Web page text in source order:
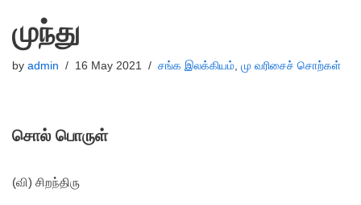
முந்து
by admin 16 May 2021 சங்க இலக்கியம், மு வரிசைச் சொற்கள்
சொல் பொருள்
(வி) சிறந்திரு